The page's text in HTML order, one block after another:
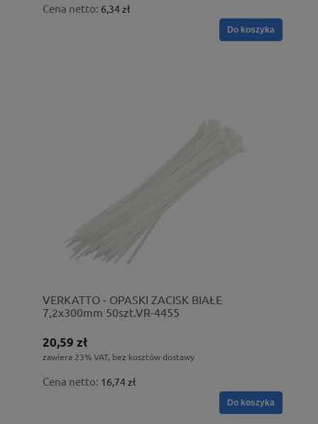
Cena netto: 6,34 zł
Do koszyka
VERKATTO - OPASKI ZACISK BIAŁE
7,2x300mm 50szt.VR-4455
20,59 zł
zawiera 23% VAT, bez kosztów dostawy
Cena netto: 16,74 zł
Do koszyka